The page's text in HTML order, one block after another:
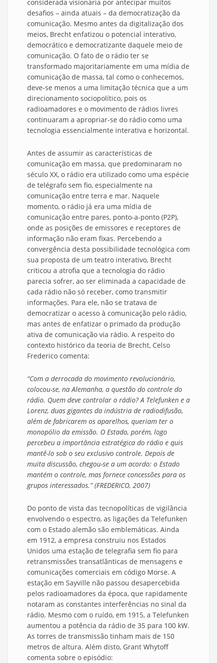
considerada visionária por antecipar muitos
desafios – ainda atuais – da democratização da
comunicação. Mesmo antes da digitalização dos
meios, Brecht enfatizou o potencial interativo,
democrático e democratizante daquele meio de
comunicação. O fato de o rádio ter se
transformado majoritariamente em uma mídia de
comunicação de massa, tal como o conhecemos,
deve-se menos a uma limitação técnica que a um
direcionamento sociopolítico, pois os
radioamadores e o movimento de rádios livres
continuaram a apropriar-se do rádio como uma
tecnologia essencialmente interativa e horizontal.
Antes de assumir as características de
comunicação em massa, que predominaram no
século XX, o rádio era utilizado como uma espécie
de telégrafo sem fio, especialmente na
comunicação entre terra e mar. Naquele
momento, o rádio já era uma mídia de
comunicação entre pares, ponto-a-ponto (P2P),
onde as posições de emissores e receptores de
informação não eram fixas. Percebendo a
convergência desta possibilidade tecnológica com
sua proposta de um teatro interativo, Brecht
criticou a atrofia que a tecnologia do rádio
parecia sofrer, ao ser eliminada a capacidade de
cada rádio não só receber, como transmitir
informações. Para ele, não se tratava de
democratizar o acesso à comunicação pelo rádio,
mas antes de enfatizar o primado da produção
ativa de comunicação via rádio. A respeito do
contexto histórico da teoria de Brecht, Celso
Frederico comenta:
“Com a derrocada do movimento revolucionário,
colocou-se, na Alemanha, a questão do controle do
rádio. Quem deve controlar o rádio? A Telefunken e a
Lorenz, duas gigantes da indústria de radiodifusão,
além de fabricarem os aparelhos, queriam ter o
monopólio da emissão. O Estado, porém, logo
percebeu a importância estratégica do rádio e quis
mantê-lo sob o seu exclusivo controle. Depois de
muita discussão, chegou-se a um acordo: o Estado
mantém o controle, mas fornece concessões para os
grupos interessados.” (FREDERICO, 2007)
Do ponto de vista das tecnopolíticas de vigilância
envolvendo o espectro, as ligações da Telefunken
com o Estado alemão são emblemáticas. Ainda
em 1912, a empresa construiu nos Estados
Unidos uma estação de telegrafia sem fio para
retransmissões transatlânticas de mensagens e
comunicações comerciais em código Morse. A
estação em Sayville não passou desapercebida
pelos radioamadores da época, que rapidamente
notaram as constantes interferências no sinal da
rádio. Mesmo com o ruído, em 1915, a Telefunken
aumentou a potência da rádio de 35 para 100 kW.
As torres de transmissão tinham mais de 150
metros de altura. Além disto, Grant Whytoff
comenta sobre o episódio: